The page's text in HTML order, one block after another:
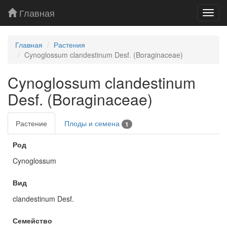
Главная
Главная
Растения
Cynoglossum clandestinum Desf. (Boraginaceae)
Cynoglossum clandestinum
Desf. (Boraginaceae)
Растение Плоды и семена 1
Род
Cynoglossum
Вид
clandestinum Desf.
Семейство